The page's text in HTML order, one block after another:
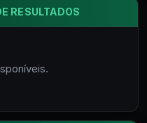
RESULTADOS